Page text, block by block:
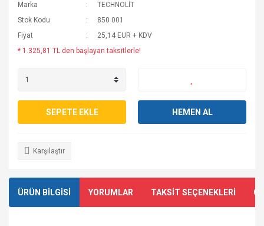
Marka
TECHNOLİT
Stok Kodu
850 001
Fiyat
25,14 EUR + KDV
* 1.325,81 TL den başlayan taksitlerle!
SEPETE EKLE HEMEN AL
Karşılaştır
ÜRÜN BİLGİSİ YORUMLAR TAKSİT SEÇENEKLERİ